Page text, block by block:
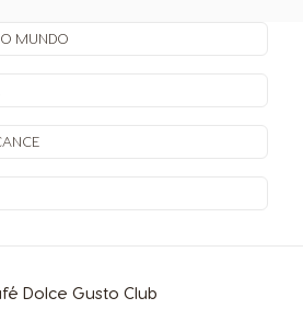
MUNDO
Dolce Gusto Club